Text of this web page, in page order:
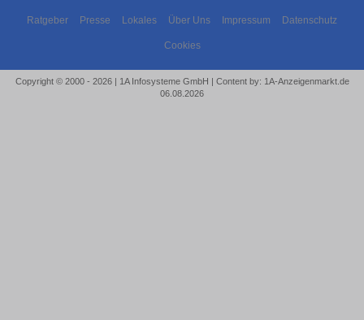
Ratgeber Presse Lokales Über Uns Impressum Datenschutz
Cookies
Copyright © 2000 - 2026 | 1A Infosysteme GmbH | Content by: 1A-Anzeigenmarkt.de
06.08.2026